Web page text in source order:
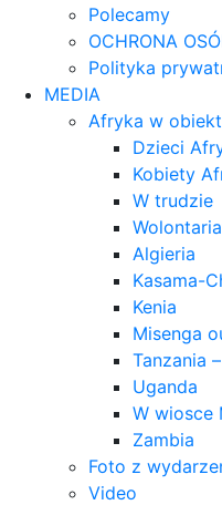
Polecamy
OCHRONA
Polityka
MEDIA
Afryka w
Dzieci
Kobiety
W trudzie
Algieria
Kasama-
Kenia
Misenga
Tanzania
Uganda
W wiosce
Zambia
Foto z
Video